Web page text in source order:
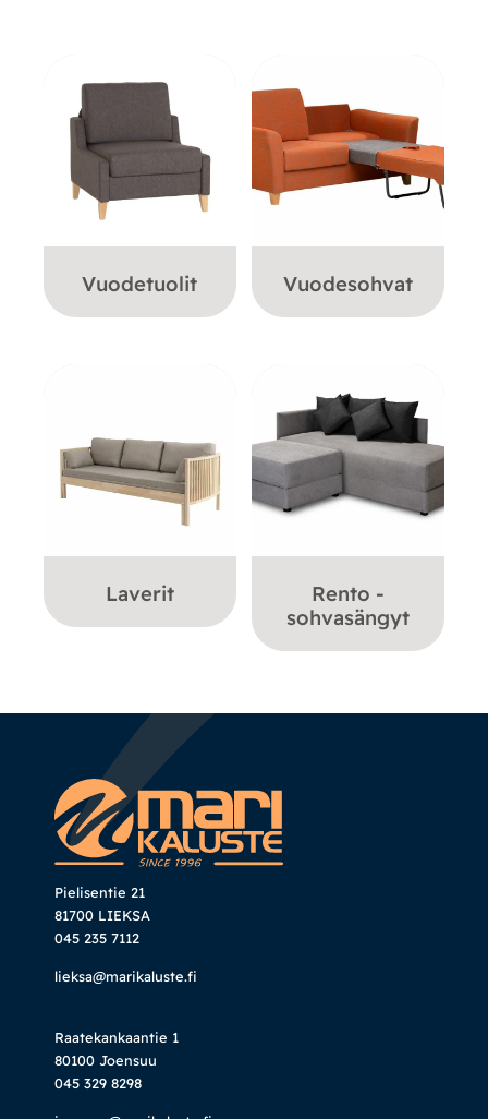
Vuodetuolit Vuodesohvat
Laverit
Rento -
sohvasängyt
Pielisentie 21
81700 LIEKSA
045 235 7112
lieksa@marikaluste.fi
Raatekankaantie 1
80100 Joensuu
045 329 8298